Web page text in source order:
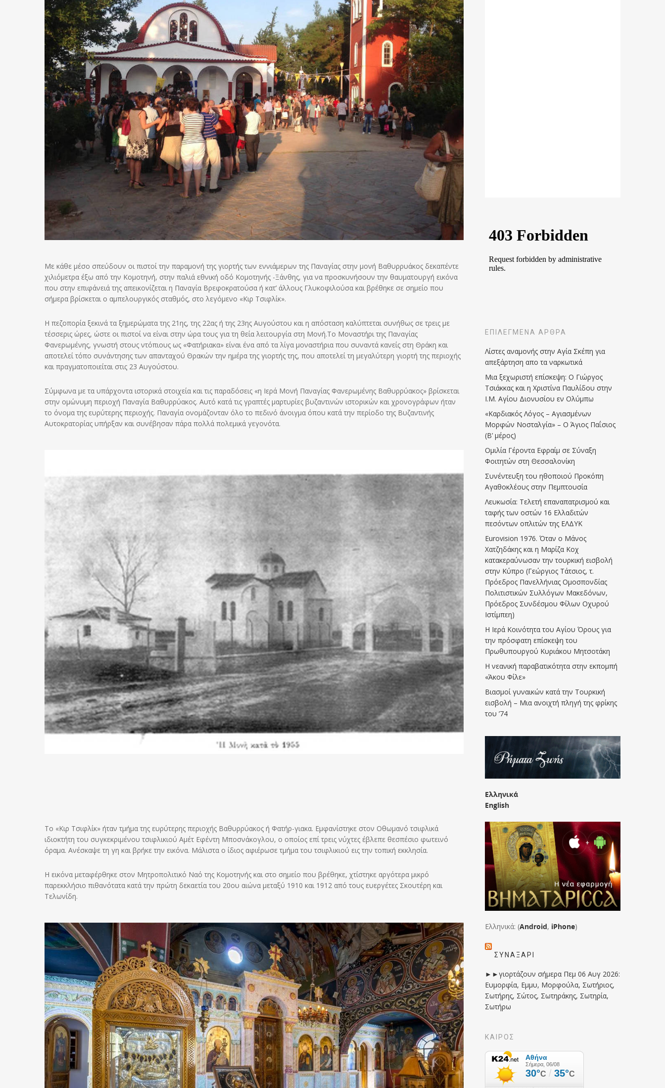
Με κάθε μέσο σπεύδουν οι πιστοί την παραμονή της γιορτής των εννιάμερων της Παναγίας στην μονή Βαθυρρυάκος δεκαπέντε
χιλιόμετρα έξω από την Κομοτηνή, στην παλιά εθνική οδό Κομοτηνής -Ξάνθης, για να προσκυνήσουν την θαυματουργή εικόνα
που στην επιφάνειά της απεικονίζεται η Παναγία Βρεφοκρατούσα ή κατ’ άλλους Γλυκοφιλούσα και βρέθηκε σε σημείο που
σήμερα βρίσκεται ο αμπελουργικός σταθμός, στο λεγόμενο «Κιρ Τσιφλίκ».
Η πεζοπορία ξεκινά τα ξημερώματα της 21ης, της 22ας ή της 23ης Αυγούστου και η απόσταση καλύπτεται συνήθως σε τρεις με
τέσσερις ώρες, ώστε οι πιστοί να είναι στην ώρα τους για τη θεία λειτουργία στη Μονή.Το Μοναστήρι της Παναγίας
Φανερωμένης, γνωστή στους ντόπιους ως «Φατήριακα» είναι ένα από τα λίγα μοναστήρια που συναντά κανείς στη Θράκη και
αποτελεί τόπο συνάντησης των απανταχού Θρακών την ημέρα της γιορτής της, που αποτελεί τη μεγαλύτερη γιορτή της περιοχής
και πραγματοποιείται στις 23 Αυγούστου.
Σύμφωνα με τα υπάρχοντα ιστορικά στοιχεία και τις παραδόσεις «η Ιερά Μονή Παναγίας Φανερωμένης Βαθυρρύακος» βρίσκεται
στην ομώνυμη περιοχή Παναγία Βαθυρρύακος. Αυτό κατά τις γραπτές μαρτυρίες βυζαντινών ιστορικών και χρονογράφων ήταν
το όνομα της ευρύτερης περιοχής. Παναγία ονομάζονταν όλο το πεδινό άνοιγμα όπου κατά την περίοδο της Βυζαντινής
Αυτοκρατορίας υπήρξαν και συνέβησαν πάρα πολλά πολεμικά γεγονότα.
Το «Κιρ Τσιφλίκ» ήταν τμήμα της ευρύτερης περιοχής Βαθυρρύακος ή Φατήρ-γιακα. Εμφανίστηκε στον Οθωμανό τσιφλικά
ιδιοκτήτη του συγκεκριμένου τσιφλικιού Αμέτ Εφέντη Μποσνάκογλου, ο οποίος επί τρεις νύχτες έβλεπε θεσπέσιο φωτεινό
όραμα. Ανέσκαψε τη γη και βρήκε την εικόνα. Μάλιστα ο ίδιος αφιέρωσε τμήμα του τσιφλικιού εις την τοπική εκκλησία.
Η εικόνα μεταφέρθηκε στον Μητροπολιτικό Ναό της Κομοτηνής και στο σημείο που βρέθηκε, χτίστηκε αργότερα μικρό
παρεκκλήσιο πιθανότατα κατά την πρώτη δεκαετία του 20ου αιώνα μεταξύ 1910 και 1912 από τους ευεργέτες Σκουτέρη και
Τελωνίδη.
ΕΠΙΛΕΓΜΈΝΑ ΆΡΘΡΑ
Λίστες αναμονής στην Αγία Σκέπη για
απεξάρτηση απο τα ναρκωτικά
Μια ξεχωριστή επίσκεψη: Ο Γιώργος
Τσιάκκας και η Χριστίνα Παυλίδου στην
Ι.Μ. Αγίου Διονυσίου εν Ολύμπω
«Καρδιακός Λόγος – Αγιασμένων
Μορφών Νοσταλγία» – Ο Άγιος Παΐσιος
(Β’ μέρος)
Ομιλία Γέροντα Εφραίμ σε Σύναξη
Φοιτητών στη Θεσσαλονίκη
Συνέντευξη του ηθοποιού Προκόπη
Αγαθοκλέους στην Πεμπτουσία
Λευκωσία: Τελετή επαναπατρισμού και
ταφής των οστών 16 Ελλαδιτών
πεσόντων οπλιτών της ΕΛΔΥΚ
Eurovision 1976. Όταν ο Μάνος
Χατζηδάκης και η Μαρίζα Κοχ
κατακεραύνωσαν την τουρκική εισβολή
στην Κύπρο (Γεώργιος Τάτσιος, τ.
Πρόεδρος Πανελλήνιας Ομοσπονδίας
Πολιτιστικών Συλλόγων Μακεδόνων,
Πρόεδρος Συνδέσμου Φίλων Οχυρού
Ιστίμπεη)
Η Ιερά Κοινότητα του Αγίου Όρους για
την πρόσφατη επίσκεψη του
Πρωθυπουργού Κυριάκου Μητσοτάκη
Η νεανική παραβατικότητα στην εκπομπή
«Άκου Φίλε»
Βιασμοί γυναικών κατά την Τουρκική
εισβολή – Μια ανοιχτή πληγή της φρίκης
του ’74
Ελληνικά
English
Ελληνικά: (Android, iPhone)
ΣΥΝΑΞΆΡΙ
►►γιορτάζουν σήμερα Πεμ 06 Αυγ 2026:
Ευμορφία, Εμμυ, Μορφούλα, Σωτήριος,
Σωτήρης, Σώτος, Σωτηράκης, Σωτηρία,
Σωτήρω
ΚΑΙΡΟΣ